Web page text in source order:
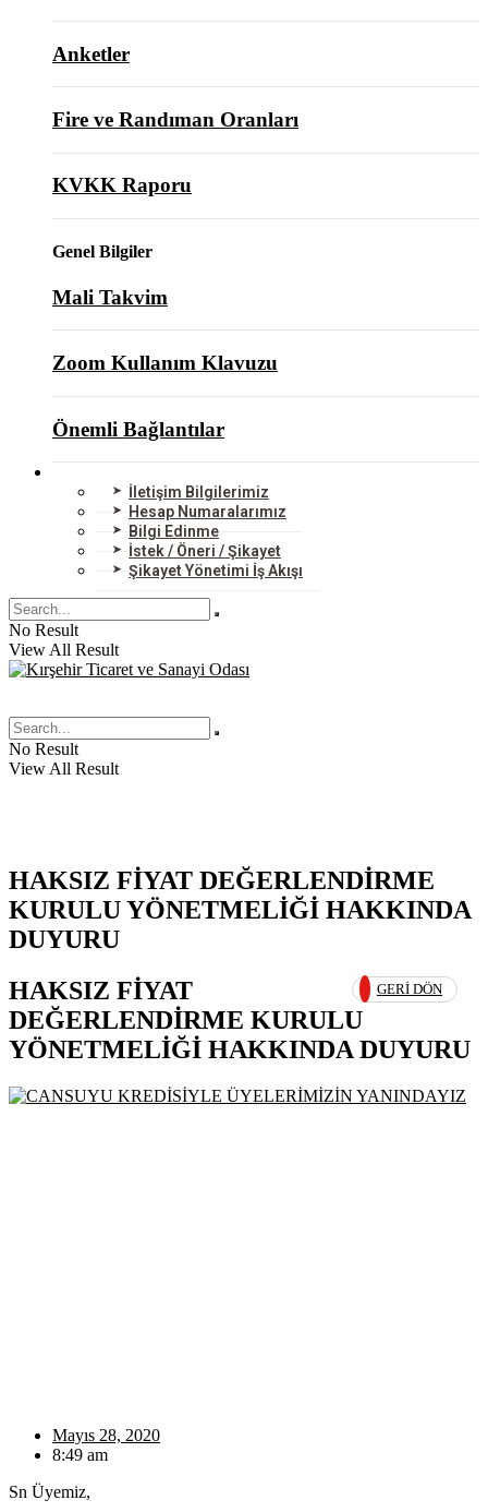
Anketler
Fire ve Randıman Oranları
KVKK Raporu
Genel Bilgiler
Mali Takvim
Zoom Kullanım Klavuzu
Önemli Bağlantılar
İletişim Bilgilerimiz
Hesap Numaralarımız
Bilgi Edinme
İstek / Öneri / Şikayet
Şikayet Yönetimi İş Akışı
No Result
View All Result
No Result
View All Result
HAKSIZ FİYAT DEĞERLENDİRME
KURULU YÖNETMELİĞİ HAKKINDA
DUYURU
GERI DÖN
HAKSIZ FİYAT
DEĞERLENDİRME KURULU
YÖNETMELİĞİ HAKKINDA DUYURU
Mayıs 28, 2020
8:49 am
Sn Üyemiz,